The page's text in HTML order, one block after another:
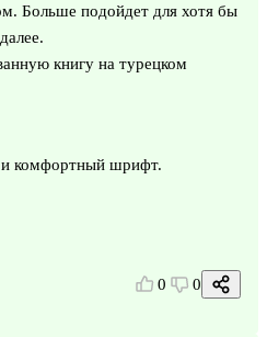
Больше подойдет для хотя бы
книгу на турецком
комфортный шрифт.
0 0